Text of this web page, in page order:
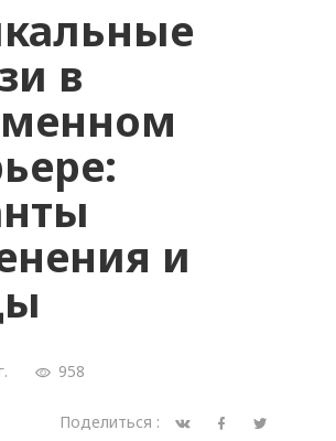
в
и
958
Поделиться :